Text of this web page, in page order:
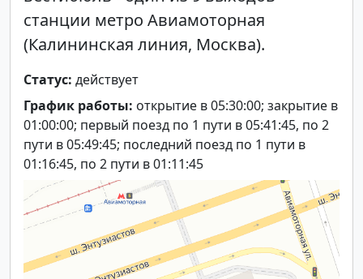
станции метро Авиамоторная
(Калининская линия, Москва).
Статус: действует
График работы: открытие в 05:30:00; закрытие в
01:00:00; первый поезд по 1 пути в 05:41:45, по 2
пути в 05:49:45; последний поезд по 1 пути в
01:16:45, по 2 пути в 01:11:45